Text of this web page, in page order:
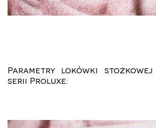
Parametry lokówki stożkowej
serii Proluxe: